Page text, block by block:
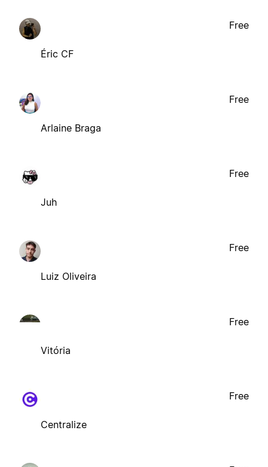
Éric CF
Free
Arlaine Braga
Free
Juh
Free
Luiz Oliveira
Free
Vitória
Free
Centralize
Free